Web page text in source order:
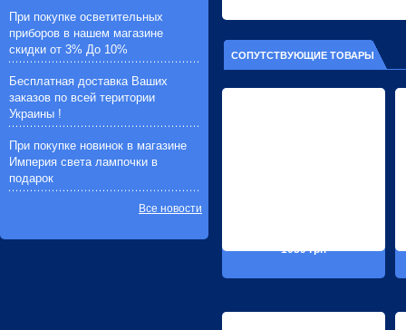
СОПУТСТВУЮЩИЕ ТОВАРЫ
1059 грн
При покупке осветительных
приборов в нашем магазине
скидки от 3% До 10%
Бесплатная доставка Ваших
заказов по всей територии
Украины !
При покупке новинок в магазине
Империя света лампочки в
подарок
Все новости